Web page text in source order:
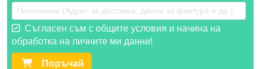
Съгласен съм с общите условия и начина на
обработка на личните ми данни!
Поръчай